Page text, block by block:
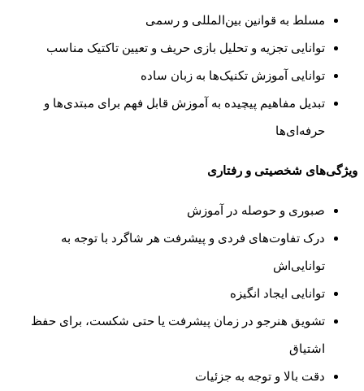
مسلط به قوانین بین‌المللی و رسمی
توانایی تجزیه و تحلیل بازی حریف و تعیین تاکتیک مناسب
توانایی آموزش تکنیک‌ها به زبان ساده
تبدیل مفاهیم پیچیده به آموزش قابل فهم برای مبتدی‌ها و
حرفه‌ای‌ها
ویژگی‌های شخصیتی و رفتاری
صبوری و حوصله در آموزش
درک تفاوت‌های فردی و پیشرفت هر شاگرد با توجه به
توانایی‌اش
توانایی ایجاد انگیزه
تشویق هنرجو در زمان پیشرفت یا حتی شکست، برای حفظ
اشتیاق
دقت بالا و توجه به جزئیات